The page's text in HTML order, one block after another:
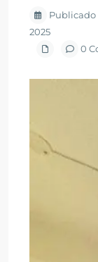
Publicado
2025
0